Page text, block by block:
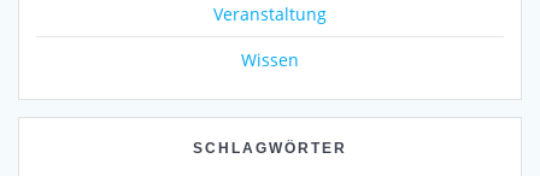
Veranstaltung
Wissen
SCHLAGWÖRTER